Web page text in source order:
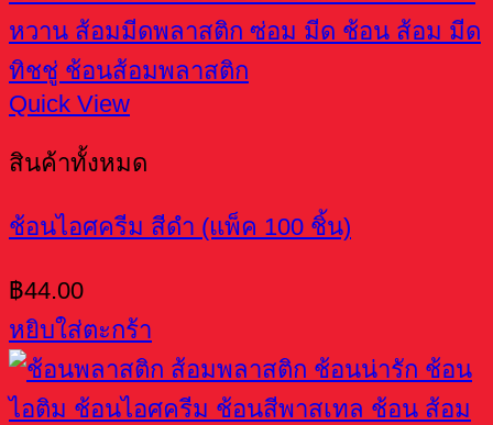
Quick View
สินค้าทั้งหมด
ช้อนไอศครีม สีดำ (แพ็ค 100 ชิ้น)
฿44.00
หยิบใส่ตะกร้า